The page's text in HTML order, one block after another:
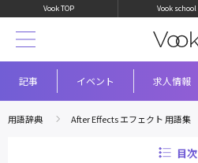
Vook TOP Vook school
記事 イベント 求人情報
用語辞典 After Effects エフェクト 用語集
目次